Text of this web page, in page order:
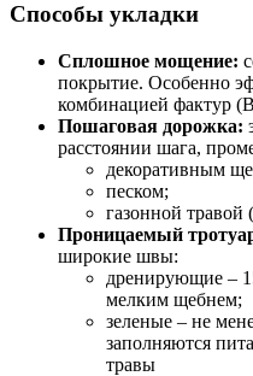
Способы укладки
Сплошное мощение:
покрытие. Особенно
комбинацией фактур
Пошаговая дорожка:
расстоянии шага,
декоративным
песком;
газонной травой
Проницаемый
широкие швы:
дренирующие –
мелким щебнем;
зеленые – не
заполняются
травы